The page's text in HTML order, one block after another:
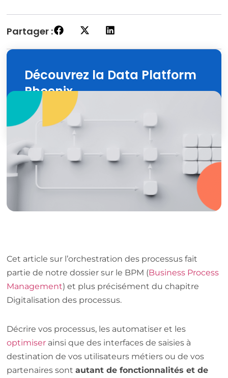
Partager :
Découvrez la Data Platform
Phoenix
Découvrir
Cet article sur l’orchestration des processus fait
partie de notre dossier sur le BPM (Business Process
Management) et plus précisément du chapitre
Digitalisation des processus.
Décrire vos processus, les automatiser et les
optimiser ainsi que des interfaces de saisies à
destination de vos utilisateurs métiers ou de vos
partenaires sontautant de fonctionnalités et de